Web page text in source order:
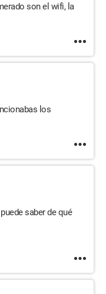
son el wifi, la
los
saber de qué